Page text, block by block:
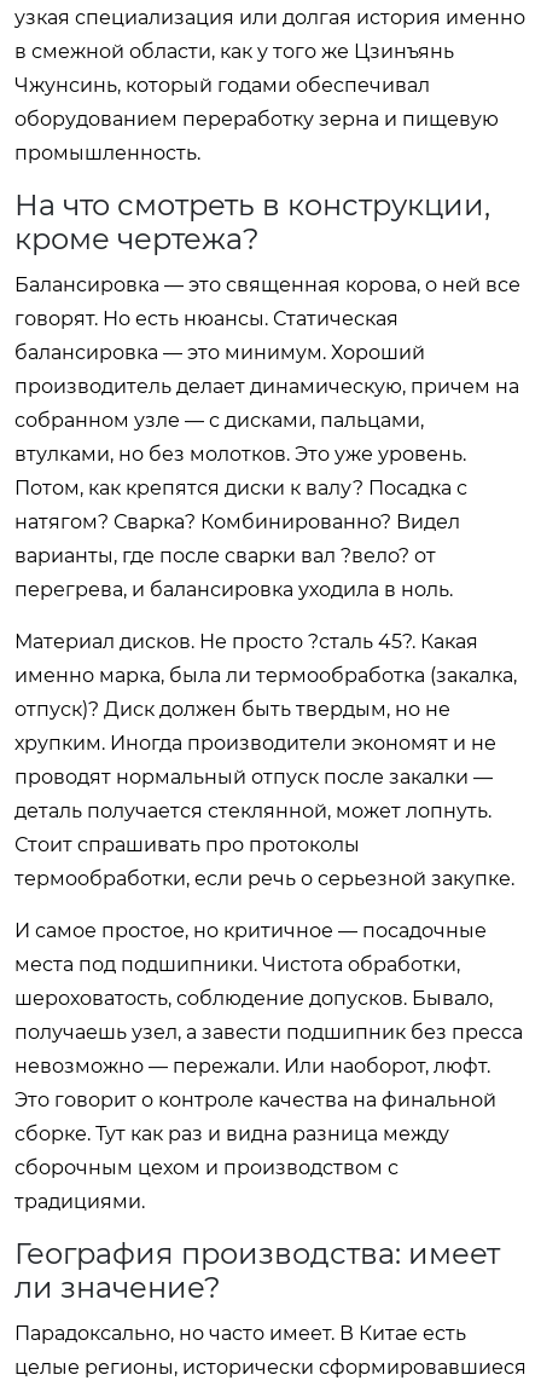
узкая специализация или долгая история именно
в смежной области, как у того же Цзинъянь
Чжунсинь, который годами обеспечивал
оборудованием переработку зерна и пищевую
промышленность.
На что смотреть в конструкции,
кроме чертежа?
Балансировка — это священная корова, о ней все
говорят. Но есть нюансы. Статическая
балансировка — это минимум. Хороший
производитель делает динамическую, причем на
собранном узле — с дисками, пальцами,
втулками, но без молотков. Это уже уровень.
Потом, как крепятся диски к валу? Посадка с
натягом? Сварка? Комбинированно? Видел
варианты, где после сварки вал ?вело? от
перегрева, и балансировка уходила в ноль.
Материал дисков. Не просто ?сталь 45?. Какая
именно марка, была ли термообработка (закалка,
отпуск)? Диск должен быть твердым, но не
хрупким. Иногда производители экономят и не
проводят нормальный отпуск после закалки —
деталь получается стеклянной, может лопнуть.
Стоит спрашивать про протоколы
термообработки, если речь о серьезной закупке.
И самое простое, но критичное — посадочные
места под подшипники. Чистота обработки,
шероховатость, соблюдение допусков. Бывало,
получаешь узел, а завести подшипник без пресса
невозможно — пережали. Или наоборот, люфт.
Это говорит о контроле качества на финальной
сборке. Тут как раз и видна разница между
сборочным цехом и производством с
традициями.
География производства: имеет
ли значение?
Парадоксально, но часто имеет. В Китае есть
целые регионы, исторически сформировавшиеся